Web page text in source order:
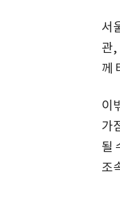
서
관,
께
이
가
될
조